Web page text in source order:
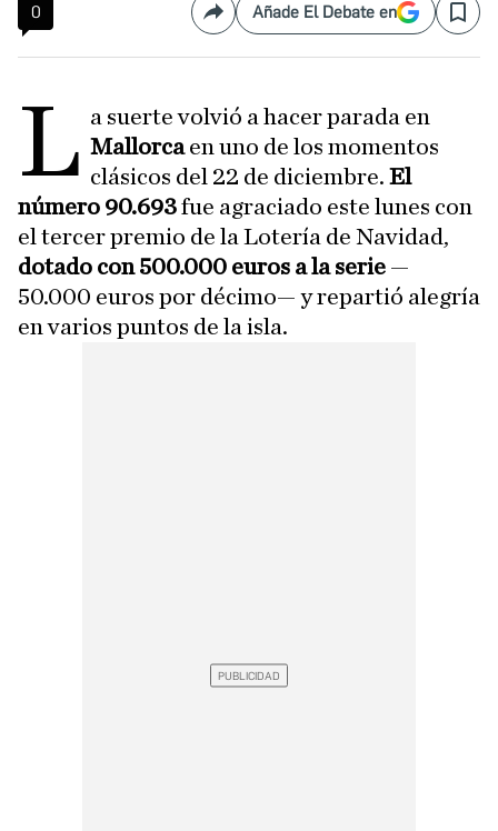
0 CompartirAñade El Debate en Save
L a suerte volvió a hacer parada en
Mallorcaen uno de los momentos
clásicos del 22 de diciembre. El
número 90.693fue agraciado este lunes con
el tercer premio de la Lotería de Navidad,
dotado con 500.000 euros a la serie —
50.000 euros por décimo— y repartió alegría
en varios puntos de la isla.